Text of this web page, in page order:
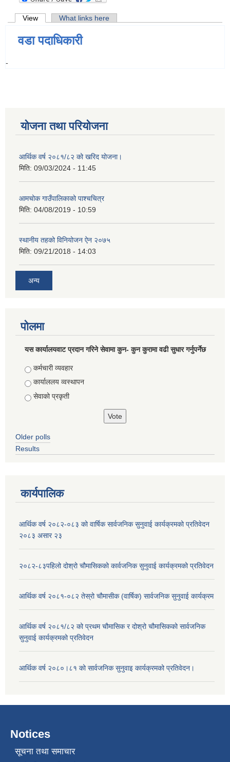
Primary tabs
View (active tab)What links here
वडा पदाधिकारी
-
योजना तथा परियोजना
आर्थिक वर्ष २०८१/८२ को खरिद योजना।
मिति: 09/03/2024 - 11:45
आमचोक गाउँपालिकाको पाश्चचित्र
मिति: 04/08/2019 - 10:59
स्थानीय तहको विनियोजन ऐन २०७५
मिति: 09/21/2018 - 14:03
अन्य
पोलमा
यस कार्यालयवाट प्रदान गरिने सेवामा कुन- कुन कुरामा वढी सुधार गर्नुपर्नेछ
Choices
कर्मचारी व्यवहार
कार्याललय व्वस्थापन
सेवाको प्रकृती
Older polls
Results
कार्यपालिक
आर्थिक वर्ष २०८२-०८३ को वार्षिक सार्वजनिक सुनुवाई कार्यक्रमको प्रतिवेदन
२०८३ असार २३
२०८२-८३पहिलो दोश्रो चौमासिकको कार्वजनिक सुनुवाई कार्यक्रमको प्रतिवेदन
आर्थिक वर्ष २०८१-०८२ तेस्रो चौमासीक (वार्षिक) सार्वजनिक सुनुवाई कार्यक्रम
आर्थिक वर्ष २०८१/८२ को प्रथम चौमासिक र दोश्रो चौमासिकको सार्वजनिक
सुनुवाई कार्यक्रमको प्रतिवेदन
आर्थिक वर्ष २०८०।८१ को सार्वजनिक सुनुवाइ कार्यक्रमको प्रतिवेदन।
Notices
सूचना तथा समाचार